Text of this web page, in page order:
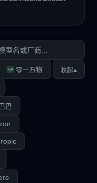
零一万物
巴
收起▴